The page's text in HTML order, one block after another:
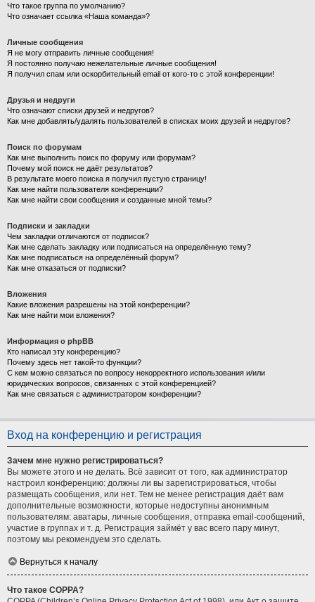
Что такое группа по умолчанию?
Что означает ссылка «Наша команда»?
Личные сообщения
Я не могу отправить личные сообщения!
Я постоянно получаю нежелательные личные сообщения!
Я получил спам или оскорбительный email от кого-то с этой конференции!
Друзья и недруги
Что означают списки друзей и недругов?
Как мне добавлять/удалять пользователей в списках моих друзей и недругов?
Поиск по форумам
Как мне выполнить поиск по форуму или форумам?
Почему мой поиск не даёт результатов?
В результате моего поиска я получил пустую страницу!
Как мне найти пользователя конференции?
Как мне найти свои сообщения и созданные мной темы?
Подписки и закладки
Чем закладки отличаются от подписок?
Как мне сделать закладку или подписаться на определённую тему?
Как мне подписаться на определённый форум?
Как мне отказаться от подписки?
Вложения
Какие вложения разрешены на этой конференции?
Как мне найти мои вложения?
Информация о phpBB
Кто написал эту конференцию?
Почему здесь нет такой-то функции?
С кем можно связаться по вопросу некорректного использования и/или
юридических вопросов, связанных с этой конференцией?
Как мне связаться с администратором конференции?
Вход на конференцию и регистрация
Зачем мне нужно регистрироваться?
Вы можете этого и не делать. Всё зависит от того, как администратор
настроил конференцию: должны ли вы зарегистрироваться, чтобы
размещать сообщения, или нет. Тем не менее регистрация даёт вам
дополнительные возможности, которые недоступны анонимным
пользователям: аватары, личные сообщения, отправка email-сообщений,
участие в группах и т. д. Регистрация займёт у вас всего пару минут,
поэтому мы рекомендуем это сделать.
Вернуться к началу
Что такое COPPA?